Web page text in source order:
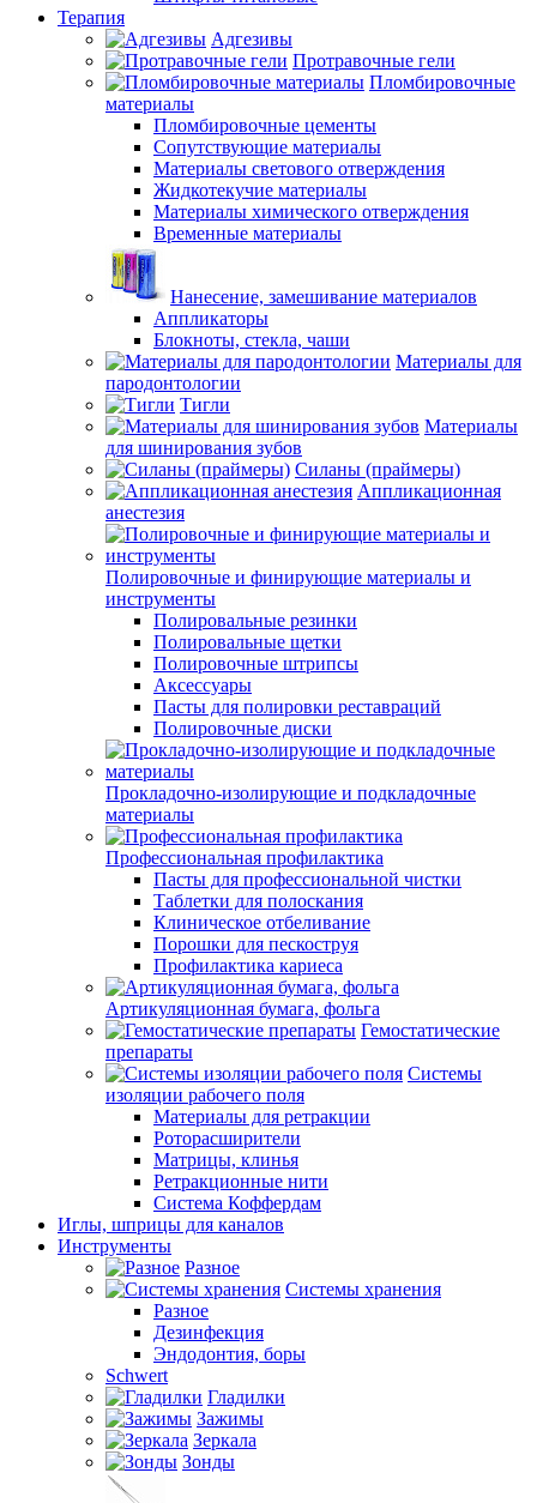
Терапия
Адгезивы
Протравочные гели
Пломбировочные
материалы
Пломбировочные цементы
Сопутствующие материалы
Материалы светового отверждения
Жидкотекучие материалы
Материалы химического отверждения
Временные материалы
Нанесение, замешивание материалов
Аппликаторы
Блокноты, стекла, чаши
Материалы для
пародонтологии
Тигли
Материалы
для шинирования зубов
Силаны (праймеры)
Аппликационная
анестезия
Полировочные и финирующие материалы и
инструменты
Полировальные резинки
Полировальные щетки
Полировочные штрипсы
Аксессуары
Пасты для полировки реставраций
Полировочные диски
Прокладочно-изолирующие и подкладочные
материалы
Профессиональная профилактика
Пасты для профессиональной чистки
Таблетки для полоскания
Клиническое отбеливание
Порошки для пескоструя
Профилактика кариеса
Артикуляционная бумага, фольга
Гемостатические
препараты
Системы
изоляции рабочего поля
Материалы для ретракции
Роторасширители
Матрицы, клинья
Ретракционные нити
Система Коффердам
Иглы, шприцы для каналов
Инструменты
Разное
Системы хранения
Разное
Дезинфекция
Эндодонтия, боры
Schwert
Гладилки
Зажимы
Зеркала
Зонды